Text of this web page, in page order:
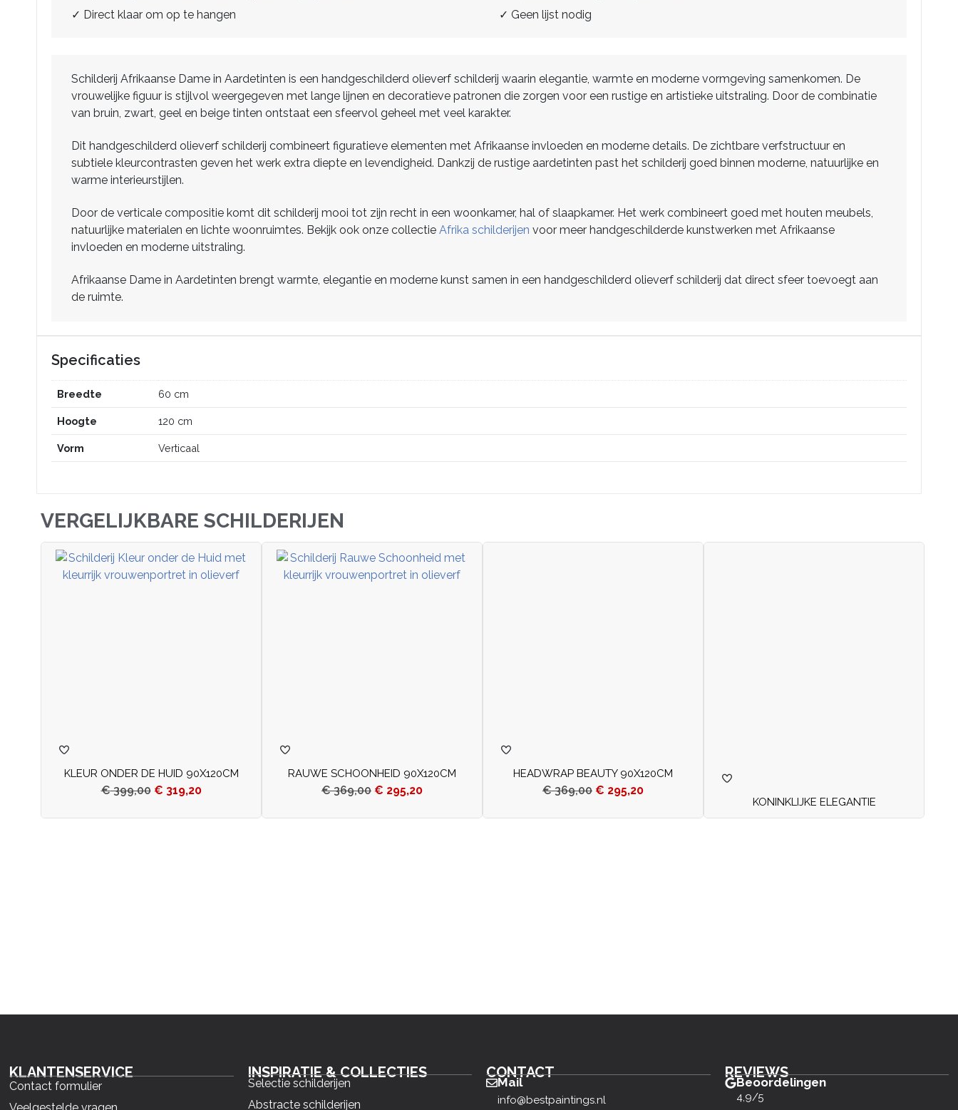
✓ Direct klaar om op te hangen
✓ Geen lijst nodig
Schilderij Afrikaanse Dame in Aardetinten is een handgeschilderd olieverf schilderij waarin elegantie, warmte en moderne vormgeving samenkomen. De
vrouwelijke figuur is stijlvol weergegeven met lange lijnen en decoratieve patronen die zorgen voor een rustige en artistieke uitstraling. Door de combinatie
van bruin, zwart, geel en beige tinten ontstaat een sfeervol geheel met veel karakter.
Dit handgeschilderd olieverf schilderij combineert figuratieve elementen met Afrikaanse invloeden en moderne details. De zichtbare verfstructuur en
subtiele kleurcontrasten geven het werk extra diepte en levendigheid. Dankzij de rustige aardetinten past het schilderij goed binnen moderne, natuurlijke en
warme interieurstijlen.
Door de verticale compositie komt dit schilderij mooi tot zijn recht in een woonkamer, hal of slaapkamer. Het werk combineert goed met houten meubels,
natuurlijke materialen en lichte woonruimtes. Bekijk ook onze collectie Afrika schilderijen voor meer handgeschilderde kunstwerken met Afrikaanse
invloeden en moderne uitstraling.
Afrikaanse Dame in Aardetinten brengt warmte, elegantie en moderne kunst samen in een handgeschilderd olieverf schilderij dat direct sfeer toevoegt aan
de ruimte.
Specificaties
Breedte 60 cm
Hoogte 120 cm
Vorm Verticaal
VERGELIJKBARE SCHILDERIJEN
KLEUR ONDER DE HUID 90X120CM
€399,00 € 319,20
RAUWE SCHOONHEID 90X120CM
€369,00 € 295,20
HEADWRAP BEAUTY 90X120CM
€369,00 € 295,20
KONINKLIJKE ELEGANTIE
KLANTENSERVICE
Contact formulier
Veelgestelde vragen
INSPIRATIE & COLLECTIES
Selectie schilderijen
Abstracte schilderijen
CONTACT
Mail
info@bestpaintings.nl
REVIEWS
Beoordelingen
4,9/5